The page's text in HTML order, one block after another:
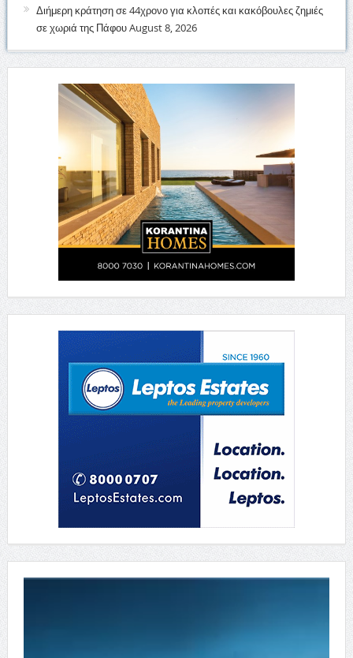
Διήμερη κράτηση σε 44χρονο για κλοπές και κακόβουλες ζημιές
σε χωριά της ΠάφουAugust 8, 2026